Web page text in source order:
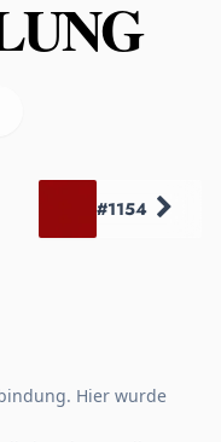
#1154
Hier wurde